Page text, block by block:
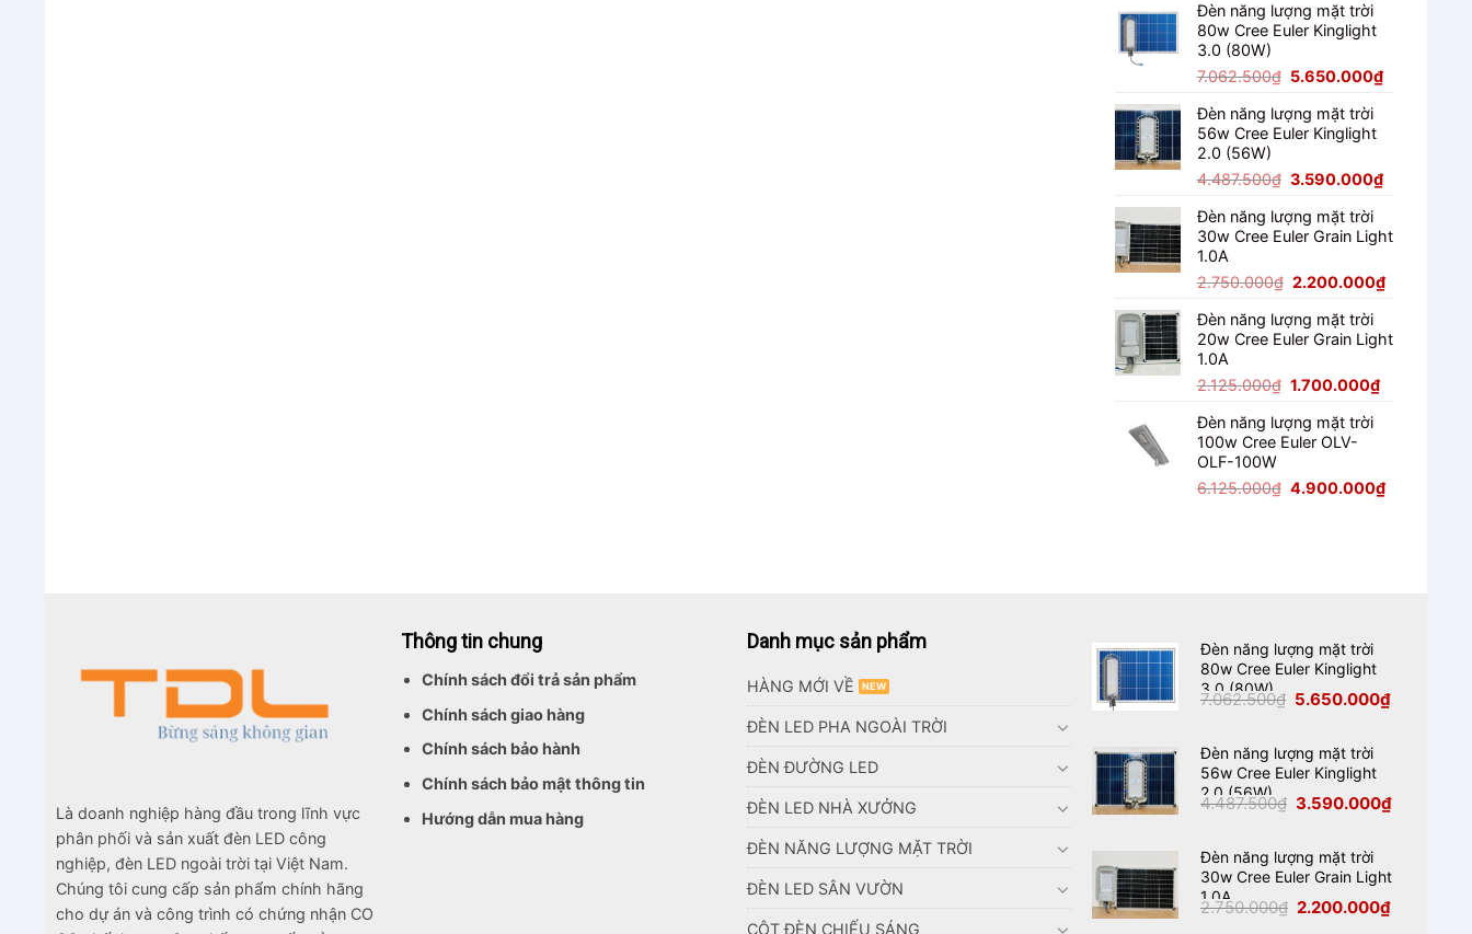
Bóng
Đá
Đèn năng lượng mặt trời
80w Cree Euler Kinglight
3.0 (80W)
7.062.500₫ Giá
là:
7.062.500₫.
5.650.000₫Giá
Đèn năng lượng mặt trời
56w Cree Euler Kinglight
2.0 (56W)
4.487.500₫ Giá
là:
4.487.500₫.
3.590.000₫Giá
là:
Đèn năng lượng mặt trời
30w Cree Euler Grain Light
1.0A
2.750.000₫ Giá
là:
2.750.000₫.
2.200.000₫Giá
là:
Đèn năng lượng mặt trời
20w Cree Euler Grain Light
1.0A
2.125.000₫ Giá
là:
2.125.000₫.
1.700.000₫Giá
Đèn năng lượng mặt trời
100w Cree Euler OLV-
OLF-100W
6.125.000₫ Giá
4.900.000₫Giá
Là doanh nghiệp hàng đầu trong lĩnh vực
phân phối và sản xuất đèn LED công
nghiệp, đèn LED ngoài trời tại Việt Nam.
Chúng tôi cung cấp sản phẩm chính hãng
cho dự án và công trình có chứng nhận CO
Thông tin chung
Chính sách đổi trả sản phẩm
Chính sách giao hàng
Chính sách bảo hành
Chính sách bảo mật thông tin
Hướng dẫn mua hàng
Danh mục sản phẩm
HÀNG MỚI VỀ
ĐÈN LED PHA NGOÀI TRỜI
ĐÈN ĐƯỜNG LED
ĐÈN LED NHÀ XƯỞNG
ĐÈN NĂNG LƯỢNG MẶT TRỜI
ĐÈN LED SÂN VƯỜN
CỘT ĐÈN CHIẾU SÁNG
Đèn năng lượng mặt trời
80w Cree Euler Kinglight
3.0 (80W)
7.062.500₫ Giá
gốc
5.650.000₫Giá
Đèn năng lượng mặt trời
56w Cree Euler Kinglight
2.0 (56W)
4.487.500₫ Giá
gốc
3.590.000₫Giá
Đèn năng lượng mặt trời
30w Cree Euler Grain Light
1.0A
2.750.000₫ Giá
gốc
2.200.000₫Giá